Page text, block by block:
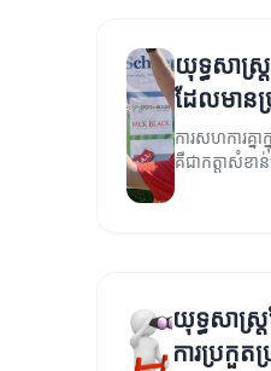
យុទ្ធសាស្ត្
ដែលមាន
ការសហការគ្ន
គឺជាកត្តាសំខ
យុទ្ធសាស្ត្
ការប្រកួត